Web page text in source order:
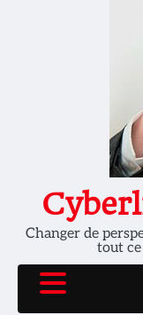
Changer de
tout